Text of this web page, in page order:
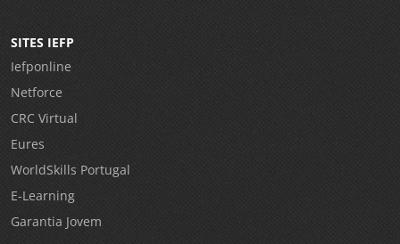
SITES IEFP
Iefponline
Netforce
CRC Virtual
Eures
WorldSkills Portugal
E-Learning
Garantia Jovem